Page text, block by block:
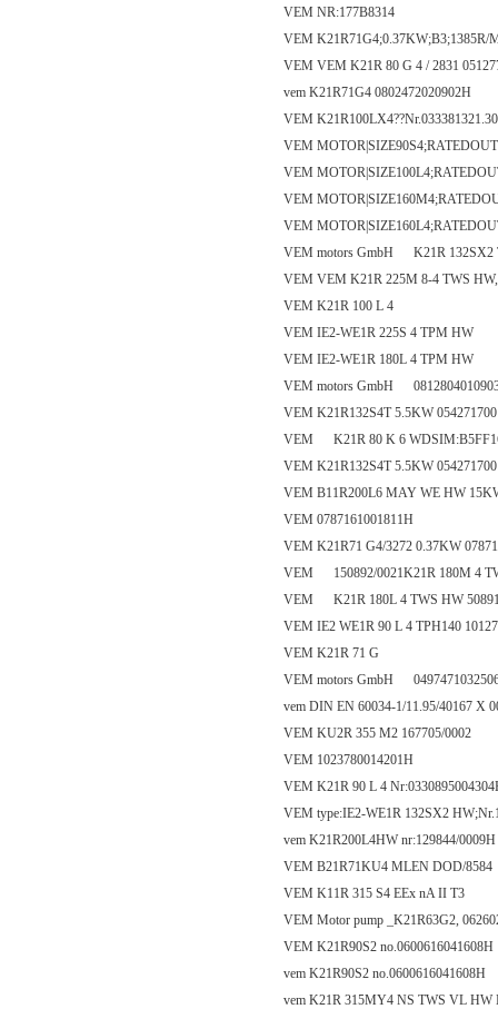
VEM NR:177B8314
VEM K21R71G4;0.37KW;B3;1385R/
VEM VEM K21R 80 G 4 / 2831
vem K21R71G4 0802472020902H
VEM
VEM
VEM
VEM
VEM
VEM motors GmbH K21R 132SX2
VEM VEM K21R 225M 8-4 TWS
VEM K21R 100 L 4
VEM IE2-WE1R 225S 4 TPM HW
VEM IE2-WE1R 180L 4 TPM HW
VEM motors GmbH
VEM K21R132S4T 5.5KW
VEM K21R 80 K 6
VEM K21R132S4T 5.5KW
VEM B11R200L6 MAY WE HW
VEM 0787161001811H
VEM K21R71 G4/3272 0.37KW
VEM 150892/0021K21R 180M 4
VEM K21R 180L 4 TWS HW
VEM IE2 WE1R 90 L 4 TPH140
VEM K21R 71 G
VEM motors GmbH
vem DIN EN 60034-1/11.95/40167 X
VEM KU2R 355 M2 167705/0002
VEM 1023780014201H
VEM K21R 90 L 4
VEM type:IE2-WE1R 132SX2
vem K21R200L4HW nr:129844/0009H
VEM B21R71KU4 MLEN DOD/8584
VEM K11R 315 S4 EEx nA II T3
VEM Motor pump _K21R63G2,
VEM K21R90S2 no.0600616041608H
vem K21R90S2 no.0600616041608H
vem K21R 315MY4 NS TWS VL HW